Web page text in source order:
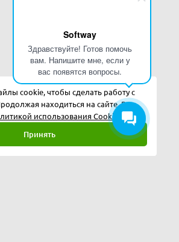
Softway
Здравствуйте! Готов помочь
вам. Напишите мне, если у
вас появятся вопросы.
cookie, чтобы сделать работу с
находиться на сайте, Вы
использования Cookies.
Принять